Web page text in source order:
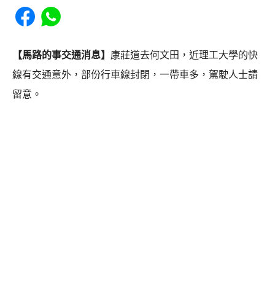
Share to Facebook
Share to WhatsApp
【馬路的事交通消息】 康莊道去何文田，近理工大學的快
線有交通意外，部份行車線封閉，一帶車多，駕駛人士請
留意。